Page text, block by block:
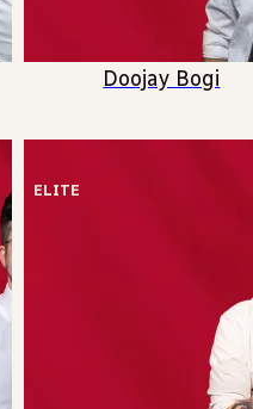
Doojay Bogi
ELITE